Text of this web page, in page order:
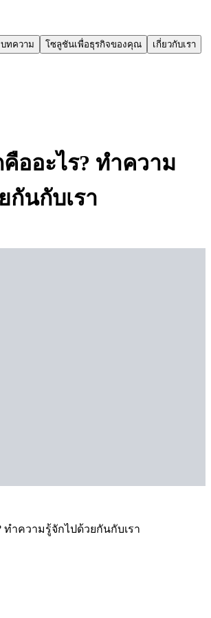
บทความ โซลูชันเพื่อธุรกิจของคุณ
เกี่ยวกับเรา
ออะไร? ทำความ
กันกับเรา
ำความรู้จักไปด้วยกันกับเรา